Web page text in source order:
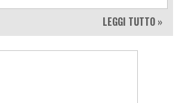
LEGGI TUTTO »